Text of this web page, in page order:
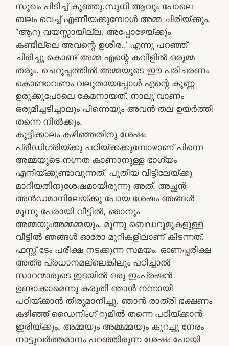
സുഖം പിടിച്ച് കുഞ്ഞു.സുധി ആവും പോലെ
ബലം വെച്ച് എണീയക്കുമ്പോൾ അമ്മ ചിരിയ്ക്കും.
“ആറു വയസ്സായില്ല. അപ്പോഴേയ്ക്കും
കണ്ടില്ലെ അവന്റെ ഉശിര..’ എന്നു പറഞ്ഞ്
ചിരിച്ചു കൊണ്ട് അമ്മ എന്റെ കവിളിൽ ഒരുമ്മ
തരും. ചെറുപ്പത്തിൽ അമ്മയുടെ ഈ പരിചരണം
കൊണ്ടാവണം വലുതായപ്പോൾ എന്റെ കുണ്ണ
ഉരുക്കുപോലെ കേമനായത്. നാലു വാണം
ഒരുമിച്ചടിച്ചാലും പിന്നെയും അവൻ തല ഉയർത്തി
തന്നെ നിൽക്കും.
കുട്ടിക്കാലം കഴിഞ്ഞതിനു ശേഷം
പ്രീഡിഗ്രിയ്ക്കു പഠിയ്ക്കക്കുമ്പോഴാണ് പിന്നെ
അമ്മയുടെ നഗ്നത കാണാനുള്ള ഭാഗ്യം
എനിയ്ക്കുണ്ടാവുന്നത്. പുതിയ വീട്ടിലേയ്ക്കു
മാറിയതിനുശേഷമായിരുന്നു അത്. അച്ഛൻ
അൻഡമാനിലേയ്ക്കു പോയ ശേഷം ഞങ്ങൾ
മൂന്നു പേരായി വീട്ടിൽ, ഞാനും
അമ്മയുംഅമ്മമ്മയും. മൂന്നു ബെഡറൂമുകളുള്ള
വീട്ടിൽ ഞങ്ങൾ ഓരോ മുറികളിലാണ് കിടന്നത്.
ഫസ്റ്റ് ടേം പരീക്ഷ നടക്കുന്ന സമയം. ഓണപ്പരീക്ഷ
അത്ര പ്രധാനമല്ലെങ്കിലും പഠിച്ചാൽ
സാറന്മാരുടെ ഇടയിൽ ഒരു ഇംപ്രഷൻ
ഉണ്ടാക്കാമെന്നു കരുതി ഞാൻ നന്നായി
പഠിയ്ക്കാൻ തീരുമാനിച്ചു. ഞാൻ രാത്രി ഭക്ഷണം
കഴിഞ്ഞ് ഡൈനിംഗ് റൂമിൽ തന്നെ പഠിയ്ക്കാൻ
ഇരിയ്ക്കും. അമ്മയും അമ്മമ്മയും കുറച്ചു നേരം
നാട്ടുവർത്തമാനം പറഞ്ഞിരുന്ന ശേഷം പോയി